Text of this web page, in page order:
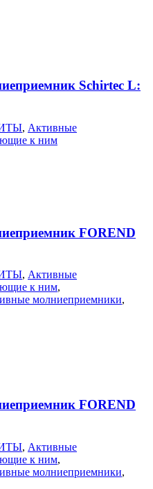
Schirtec L:
, Активные
к ним
FOREND
, Активные
к ним,
молниеприемники,
FOREND
, Активные
к ним,
молниеприемники,